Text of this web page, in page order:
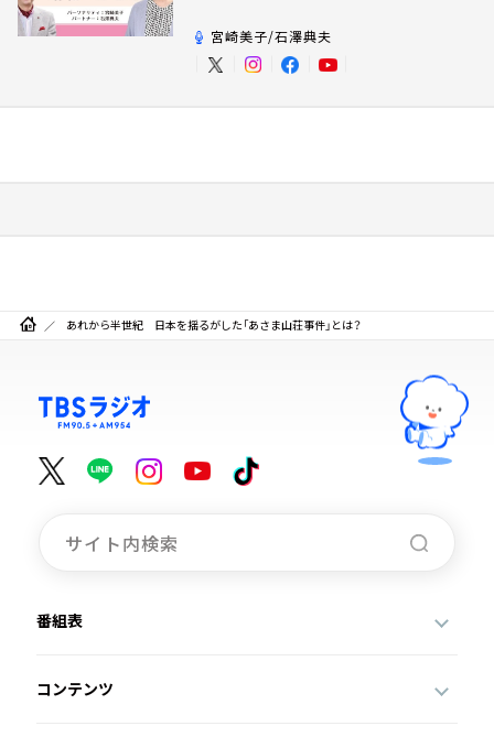
宮崎美子/石澤典夫
あれから半世紀 日本を揺るがした「あさま山荘事件」とは？
番組表
コンテンツ